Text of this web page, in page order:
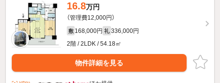
16.8万円
（管理費12,000円）
敷 168,000円 礼 336,000円
2階 / 2LDK / 54.18㎡
物件詳細を見る